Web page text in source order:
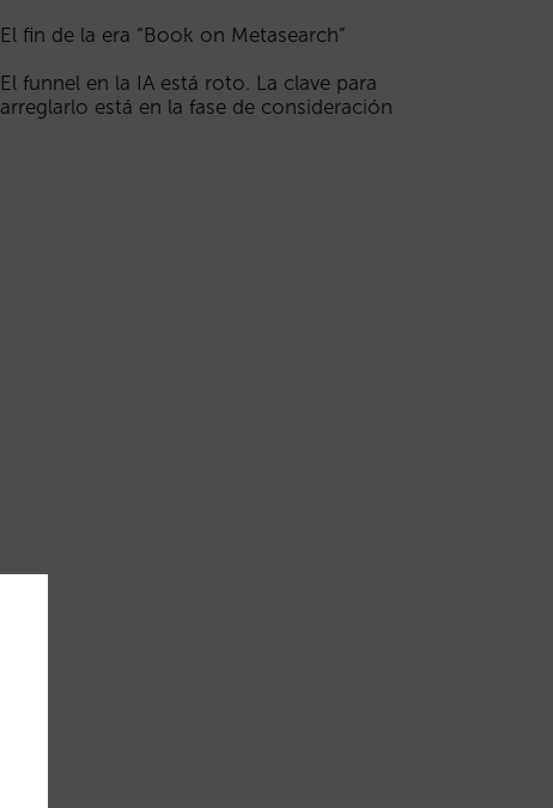
El fin de la era “Book on Metasearch”
El funnel en la IA está roto. La clave para
arreglarlo está en la fase de consideración